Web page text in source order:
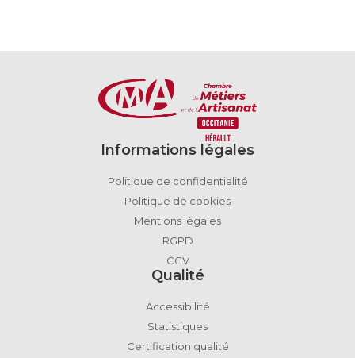
Informations légales
Politique de confidentialité
Politique de cookies
Mentions légales
RGPD
CGV
Qualité
Accessibilité
Statistiques
Certification qualité